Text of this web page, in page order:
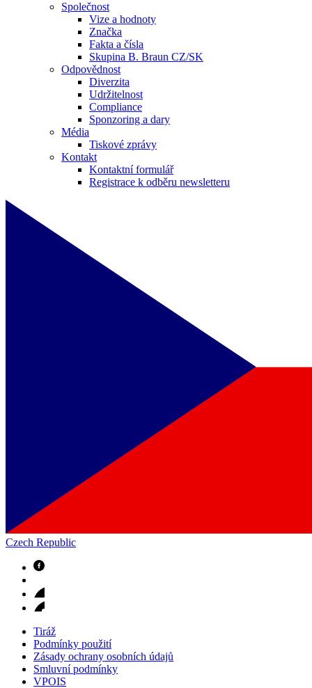
Společnost
Vize a hodnoty
Značka
Fakta a čísla
Skupina B. Braun CZ/SK
Odpovědnost
Diverzita
Udržitelnost
Compliance
Sponzoring a dary
Média
Tiskové zprávy
Kontakt
Kontaktní formulář
Registrace k odběru newsletteru
Czech Republic
Tiráž
Podmínky použití
Zásady ochrany osobních údajů
Smluvní podmínky
VPOIS